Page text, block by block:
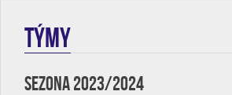
TÝMY
SEZONA 2023/2024